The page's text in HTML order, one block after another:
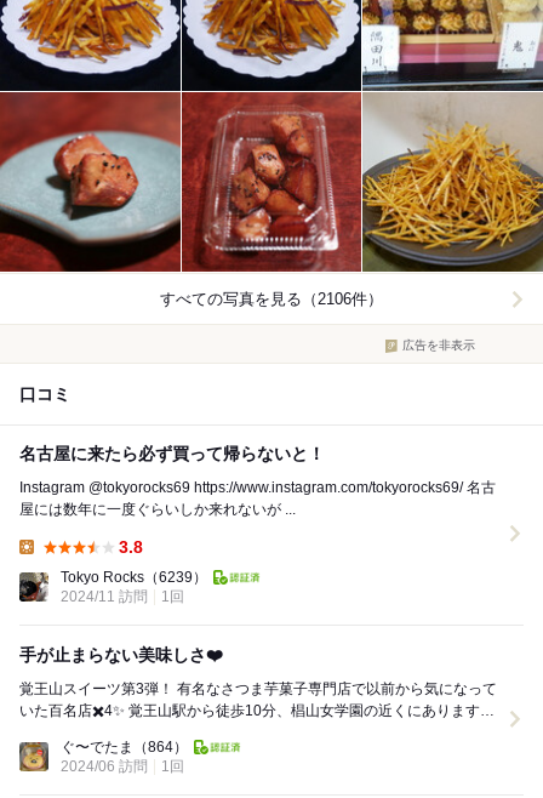
すべての写真を見る（2106件）
広告を非表示
口コミ
名古屋に来たら必ず買って帰らないと！
Instagram @tokyorocks69 https://www.instagram.com/tokyorocks69/ 名古
屋には数年に一度ぐらいしか来れないが ...
3.8
Tokyo Rocks （6239）
2024/11 訪問
1回
手が止まらない美味しさ❤️
覚王山スイーツ第3弾！ 有名なさつま芋菓子専門店で以前から気になって
いた百名店✖️4✨ 覚王山駅から徒歩10分、椙山女学園の近くにあります。
ぐ〜でたま
（864）
2024/06 訪問
1回